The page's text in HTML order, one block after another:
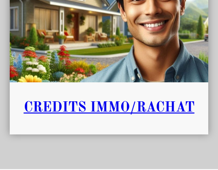
CREDITS IMMO/RACHAT